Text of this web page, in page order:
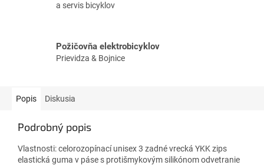
a servis bicyklov
Požičovňa elektrobicyklov
Prievidza & Bojnice
Popis Diskusia
Podrobný popis
Vlastnosti: celorozopínací unisex 3 zadné vrecká YKK zips
elastická guma v páse s protišmykovým silikónom odvetranie